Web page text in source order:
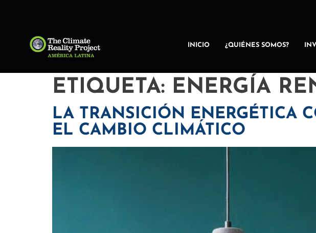
INICIO ¿QUIÉNES SOMOS?
ETIQUETA: ENERGÍA
LA TRANSICIÓN ENERGÉTICA
EL CAMBIO CLIMÁTICO